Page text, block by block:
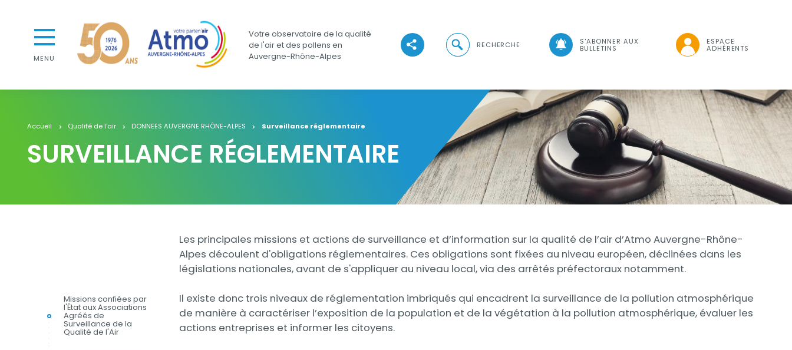
Aller au premier menu de navigation
Aller à la recherche
MENU
Votre observatoire de la qualité
de l'air et des pollens en
Auvergne-Rhône-Alpes
Voir les réseaux sociaux
Ouvrir la recherche
RECHERCHE S'ABONNER AUX
BULLETINS
ESPACE
ADHÉRENTS
Accueil Qualité de l'air DONNEES AUVERGNE RHÔNE-ALPES Surveillance réglementaire
SURVEILLANCE RÉGLEMENTAIRE Visuel
Missions confiées par
l'État aux Associations
Agréés de
Surveillance de la
Qualité de l'Air
Contenu
Les principales missions et actions de surveillance et d’information sur la qualité de l’air d’Atmo Auvergne-Rhône-
Alpes découlent d'obligations réglementaires. Ces obligations sont fixées au niveau européen, déclinées dans les
législations nationales, avant de s'appliquer au niveau local, via des arrêtés préfectoraux notamment.
Il existe donc trois niveaux de réglementation imbriqués qui encadrent la surveillance de la pollution atmosphérique
de manière à caractériser l’exposition de la population et de la végétation à la pollution atmosphérique, évaluer les
actions entreprises et informer les citoyens.